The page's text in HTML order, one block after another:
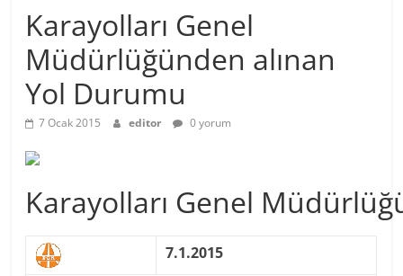
Karayolları Genel
Müdürlüğünden alınan
Yol Durumu
7 Ocak 2015 editor 0 yorum
Karayolları Genel
7.1.2015